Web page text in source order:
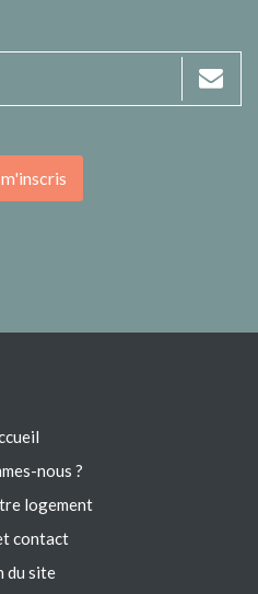
m'inscris
nous ?
logement
contact
du site